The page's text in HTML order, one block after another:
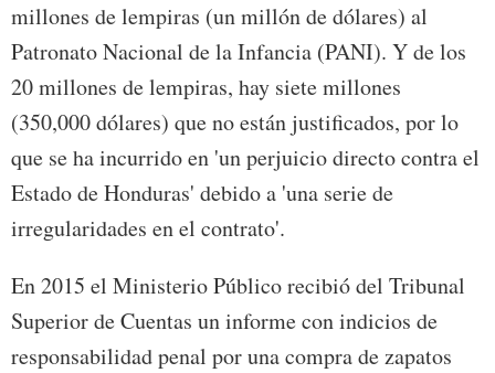
millones de lempiras (un millón de dólares) al
Patronato Nacional de la Infancia (PANI). Y de los
20 millones de lempiras, hay siete millones
(350,000 dólares) que no están justificados, por lo
que se ha incurrido en 'un perjuicio directo contra el
Estado de Honduras' debido a 'una serie de
irregularidades en el contrato'.
En 2015 el Ministerio Público recibió del Tribunal
Superior de Cuentas un informe con indicios de
responsabilidad penal por una compra de zapatos